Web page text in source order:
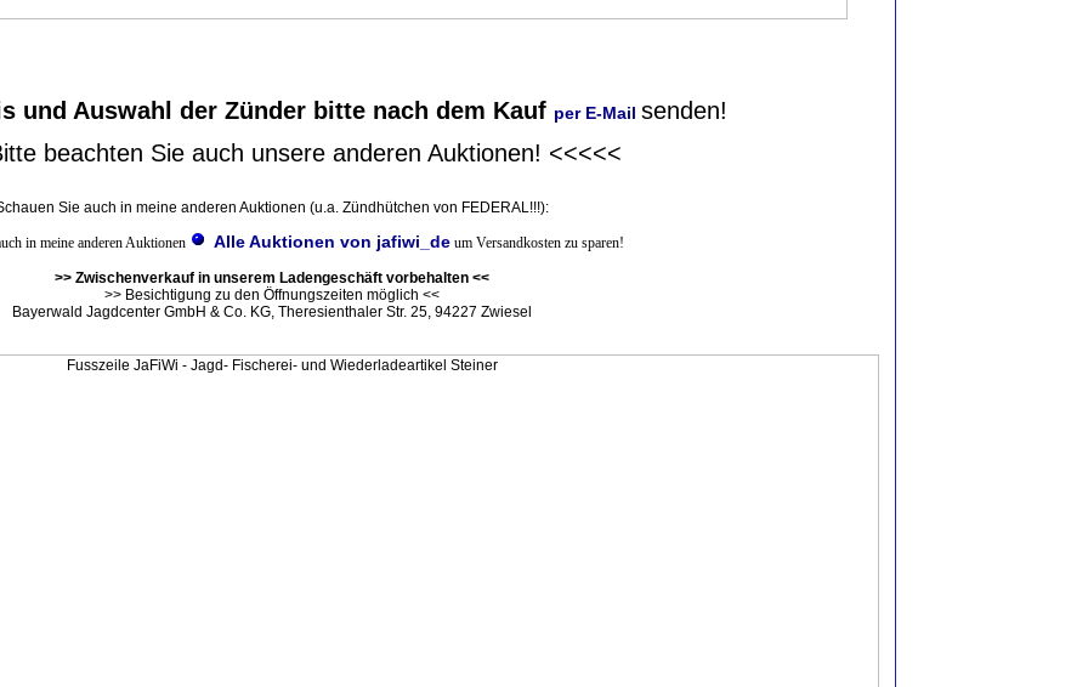
und Auswahl der Zünder bitte nach dem Kauf per E-Mail senden!
beachten Sie auch unsere anderen Auktionen! <<<<<
Sie auch in meine anderen Auktionen (u.a. Zündhütchen von FEDERAL!!!):
in meine anderen Auktionen Alle Auktionen von jafiwi_deum Versandkosten zu sparen!
>> Zwischenverkauf in unserem Ladengeschäft vorbehalten <<
>> Besichtigung zu den Öffnungszeiten möglich <<
Bayerwald Jagdcenter GmbH & Co. KG, Theresienthaler Str. 25, 94227 Zwiesel